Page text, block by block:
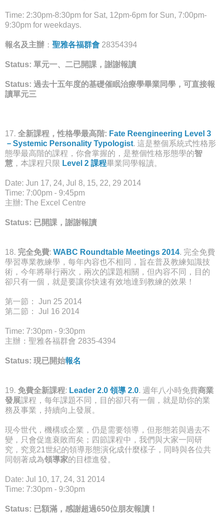
Time: 2:30pm-8:30pm for Sat, 12pm-6pm for Sun, 7:00pm-
9:30pm for weekdays.
報名及主辦 ： 聖雅各福群會 28354394
Status: 單元一、二已開課，謝謝報讀
Status: 過去十五年度的基礎催眠治療學畢業同學，可直接報
讀單元三
17. 全新課程，性格學最高階: Fate Reengineering Level 3
－Systemic Personality Typologist. 這是整個系統式性格形
態學最高階的課程，你會掌握的，是整個性格形態學的智
慧 ，本課程只限 Level 2 課程畢業同學報讀。
Date: Jun 17, 24, Jul 8, 15, 22, 29 2014
Time: 7:00pm - 9:45pm
主辦: The Excel Centre
Status: 已開課，謝謝報讀
18. 完全免費: WABC Roundtable Meetings 2014. 完全免費
學習專業教練學，每年內容也不相同，旨在普及教練知識技
術，今年將舉行兩次，兩次的課題相關，但內容不同，目的
卻只有一個，就是要讓你快速有效地達到教練的效果！
第一節： Jun 25 2014
第二節： Jul 16 2014
Time: 7:30pm - 9:30pm
主辦：聖雅各福群會 2835-4394
Status: 現已開始報名
19. 免費全新課程: Leader 2.0 領導 2.0. 週年八小時免費商業
發展課程，每年課題不同，目的卻只有一個，就是助你的業
務及事業，持續向上發展。
現今世代，機構或企業，仍是需要領導，但形態若與過去不
變，只會促進衰敗而矣；四節課程中，我們與大家一同研
究，究竟21世紀的領導形態演化成什麼樣子，同時與各位共
同朝著成為領導家的目標進發。
Date: Jul 10, 17, 24, 31 2014
Time: 7:30pm - 9:30pm
Status: 已額滿，感謝超過650位朋友報讀！